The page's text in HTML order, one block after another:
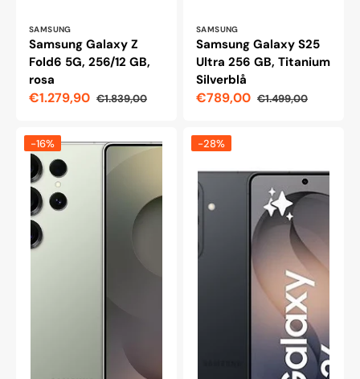
Leverantör:
SAMSUNG
Samsung Galaxy Z
Fold6 5G, 256/12 GB,
rosa
Reapris
€1.279,90
Ordinarie
€1.839,00
Leverantör:
SAMSUNG
Samsung Galaxy S25
Ultra 256 GB, Titanium
Silverblå
Reapris
€789,00
Ordinarie
€1.499,00
Samsung
Galaxy
S25
Ultra,
GB/1
TB,
Titanium
-16%
Samsung
Galaxy
S26
256GB,
Svart
-28%